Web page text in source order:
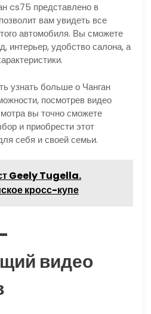
cs75 представлено в
вам увидеть все
автомобиля. Вы сможете
интерьер, удобство салона, а
узнать больше о Чанган
посмотрев видео
вы точно сможете
и приобрести этот
себя и своей семьи.
Geely Tugella.
кросс-купе
видео